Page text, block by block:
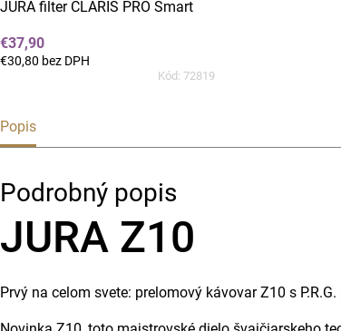
JURA filter CLARIS PRO Smart
€30,80 bez DPH
€37,90
Kód: 72819
Popis
Podrobný popis
JURA Z10
Prvý na celom svete: prelomový kávovar Z10 s